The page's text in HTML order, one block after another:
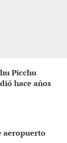
Picchu
hace años
aeropuerto